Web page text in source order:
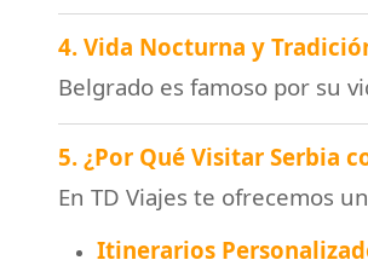
4. Vida Nocturna y
Belgrado es famoso por su
5. ¿Por Qué Visitar Serbia
En TD Viajes te ofrecemos
Itinerarios